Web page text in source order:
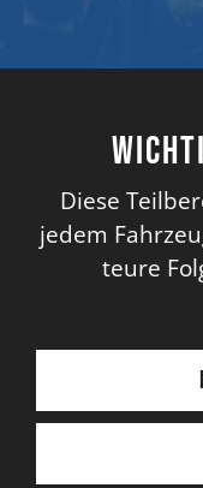
Diese
jedem
teure